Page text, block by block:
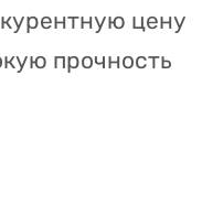
цену
прочность